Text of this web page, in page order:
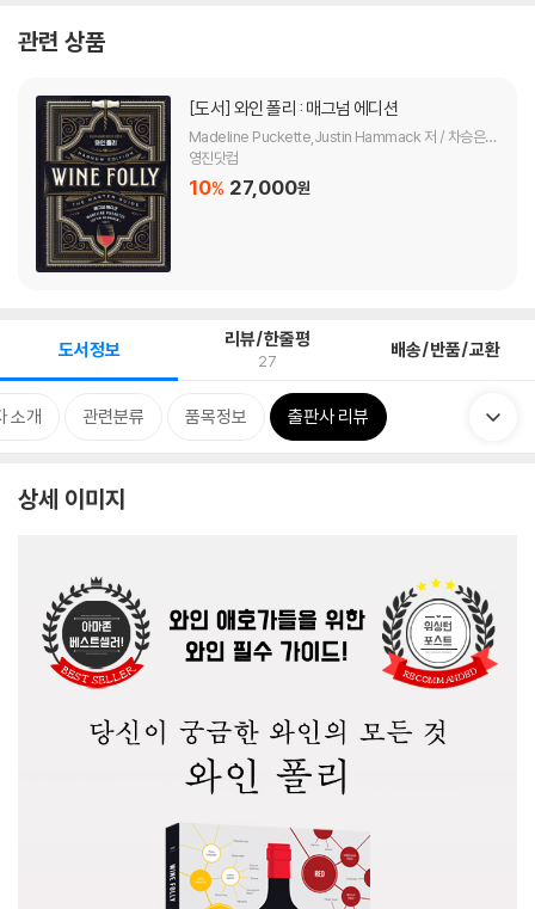
관련 상품
[도서] 와인 폴리 : 매그넘 에디션
Madeline Puckette,Justin Hammack 저 / 차승은
역
영진닷컴
10% 27,000원
도서정보 리뷰/한줄평
27 배송/반품/교환
소개 관련분류 품목정보 출판사 리뷰
상세 이미지